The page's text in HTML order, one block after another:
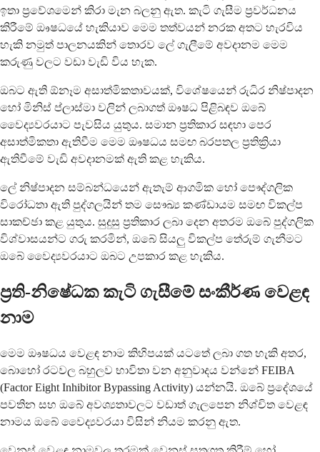
ඉතා ප්‍රවේශමෙන් කිරා මැන බලනු ඇත. කැටි ගැසීම ප්‍රවර්ධනය
කිරීමේ ඖෂධයේ හැකියාව මෙම තත්වයන් නරක අතට හැරවිය
හැකි නමුත් පාලනයකින් තොරව ලේ ගැලීමේ අවදානම මෙම
කරුණු වලට වඩා වැඩි විය හැක.
ඔබට ඇති ඕනෑම අසාත්මිකතාවයක්, විශේෂයෙන් රුධිර නිෂ්පාදන
හෝ මිනිස් ප්ලාස්මා වලින් ලබාගත් ඖෂධ පිළිබඳව ඔබේ
වෛද්‍යවරයාට පැවසිය යුතුය. සමාන ප්‍රතිකාර සඳහා පෙර
අසාත්මිකතා ඇතිවීම මෙම ඖෂධය සමඟ බරපතල ප්‍රතික්‍රියා
ඇතිවීමේ වැඩි අවදානමක් ඇති කළ හැකිය.
ලේ නිෂ්පාදන සම්බන්ධයෙන් ඇතැම් ආගමික හෝ පෞද්ගලික
විරෝධතා ඇති පුද්ගලයින් තම සෞඛ්‍ය කණ්ඩායම සමඟ විකල්ප
සාකච්ඡා කළ යුතුය. සුදුසු ප්‍රතිකාර ලබා දෙන අතරම ඔබේ පුද්ගලික
විශ්වාසයන්ට ගරු කරමින්, ඔබේ සියලු විකල්ප තේරුම් ගැනීමට
ඔබේ වෛද්‍යවරයාට ඔබට උපකාර කළ හැකිය.
ප්‍රති-නිෂේධක කැටි ගැසීමේ සංකීර්ණ වෙළඳ
නාම
මෙම ඖෂධය වෙළඳ නාම කිහිපයක් යටතේ ලබා ගත හැකි අතර,
බොහෝ රටවල බහුලව භාවිතා වන අනුවාදය වන්නේ FEIBA
(Factor Eight Inhibitor Bypassing Activity) යන්නයි. ඔබේ ප්‍රදේශයේ
පවතින සහ ඔබේ අවශ්‍යතාවලට වඩාත් ගැලපෙන නිශ්චිත වෙළඳ
නාමය ඔබේ වෛද්‍යවරයා විසින් නියම කරනු ඇත.